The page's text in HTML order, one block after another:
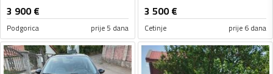
3 900€
Podgorica prije 5 dana
3 500€
Cetinje prije 6 dana